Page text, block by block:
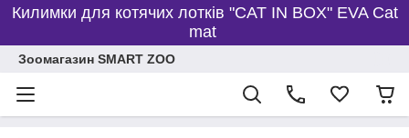
Килимки для котячих лотків "CAT IN BOX" EVA Cat
mat
Зоомагазин SMART ZOO